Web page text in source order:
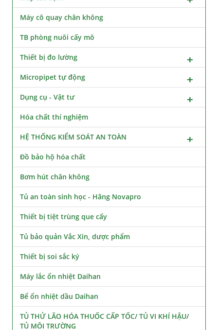
Máy cô quay chân không
TB phòng nuôi cấy mô
Thiết bị đo lường
Micropipet tự động
Dụng cụ - Vật tư
Hóa chất thí nghiệm
HỆ THỐNG KIỂM SOÁT AN TOÀN
Đồ bảo hộ hóa chất
Bơm hút chân không
Tủ an toàn sinh học - Hãng Novapro
Thiết bị tiệt trùng que cấy
Tủ bảo quản Vắc Xin, dược phẩm
Thiết bị soi sắc ký
Máy lắc ổn nhiệt Daihan
Bể ổn nhiệt dầu Daihan
TỦ THỬ LÃO HÓA THUỐC CẤP TỐC/ TỦ VI KHÍ HẬU/
TỦ MÔI TRƯỜNG